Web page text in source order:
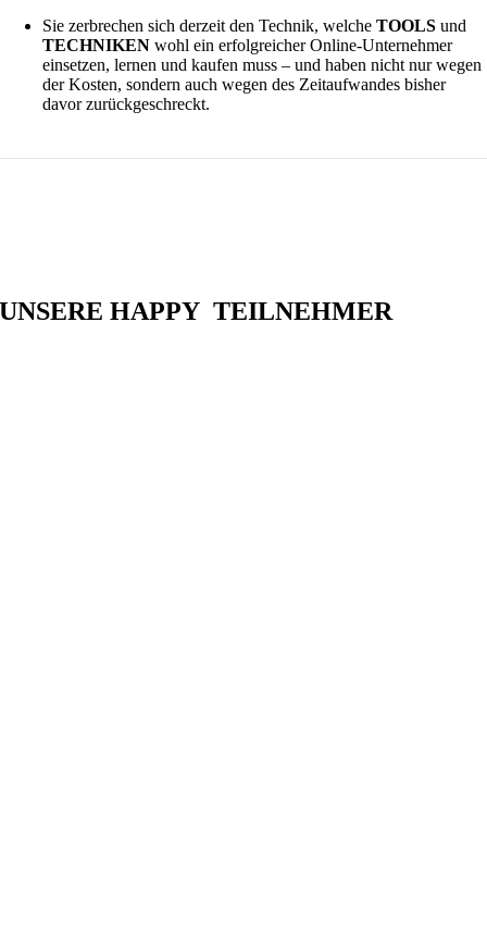
Sie zerbrechen sich derzeit den Technik, welcheTOOLS und
TECHNIKEN wohl ein erfolgreicher Online-Unternehmer
einsetzen, lernen und kaufen muss – und haben nicht nur wegen
der Kosten, sondern auch wegen des Zeitaufwandes bisher
davor zurückgeschreckt.
UNSERE HAPPY TEILNEHMER